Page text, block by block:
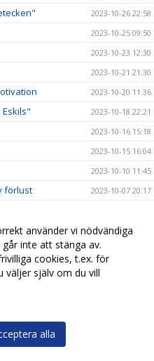
2023-10-26 22:58
2023-10-25 09:50
2023-10-23 12:30
2023-10-21 21:30
2023-10-20 11:36
Eskils" 2023-10-18 22:21
2023-10-16 15:18
2023-10-15 16:04
2023-10-10 11:45
förlust 2023-10-07 20:17
2023-10-06 11:04
2023-10-05 10:59
2023-10-04 12:28
använder vi nödvändiga
inte att stänga av.
cookies, t.ex. för
väljer själv om du vill
alla